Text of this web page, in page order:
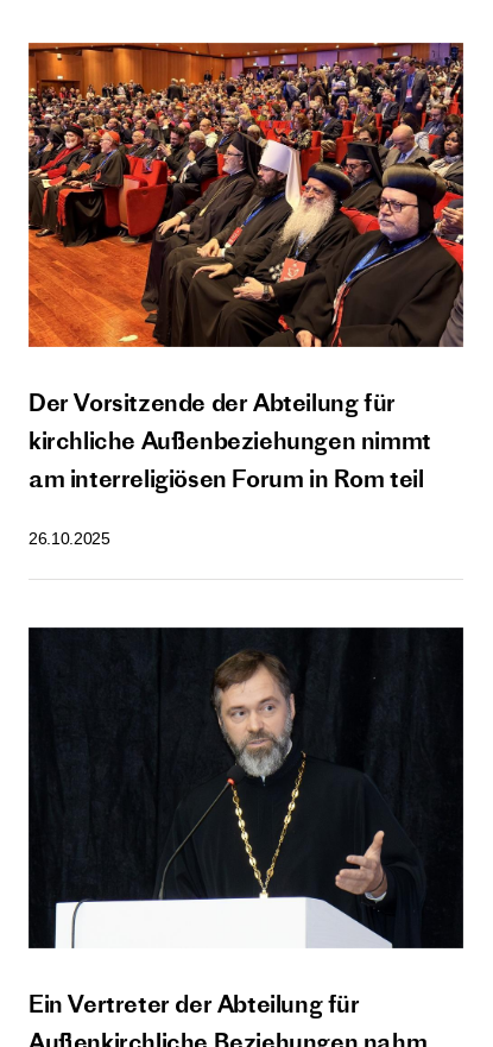
Der Vorsitzende der Abteilung für
kirchliche Außenbeziehungen nimmt
am interreligiösen Forum in Rom teil
26.10.2025
Ein Vertreter der Abteilung für